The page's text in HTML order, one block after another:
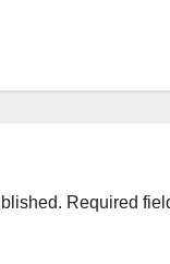
Required